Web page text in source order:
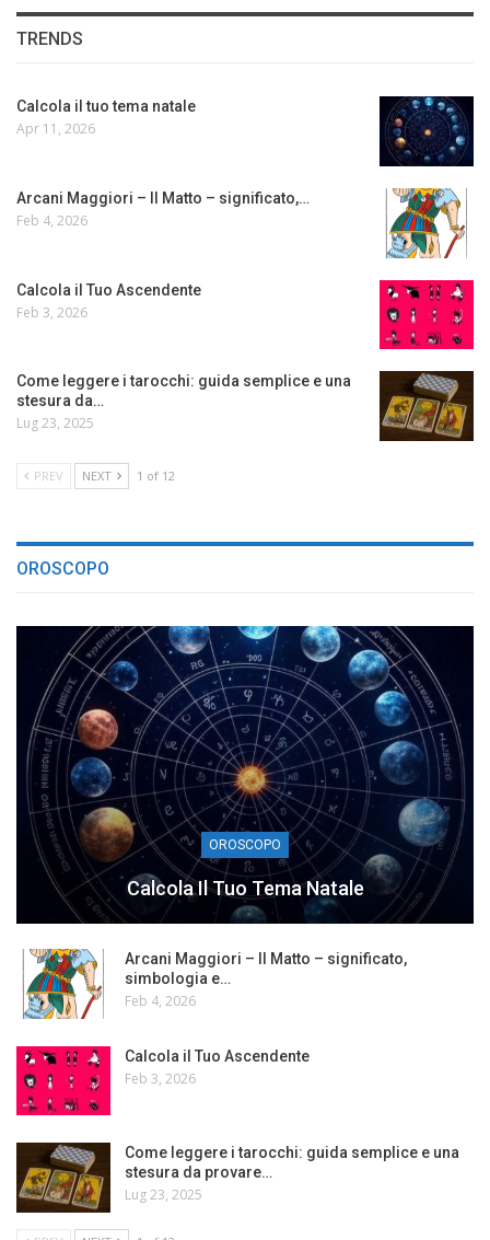
TRENDS
Calcola il tuo tema natale
Apr 11, 2026
Arcani Maggiori – Il Matto – significato,…
Feb 4, 2026
Calcola il Tuo Ascendente
Feb 3, 2026
Come leggere i tarocchi: guida semplice e una
stesura da…
Lug 23, 2025
PREV NEXT 1 of 12
OROSCOPO
OROSCOPO
Calcola Il Tuo Tema Natale
Arcani Maggiori – Il Matto – significato,
simbologia e…
Feb 4, 2026
Calcola il Tuo Ascendente
Feb 3, 2026
Come leggere i tarocchi: guida semplice e una
stesura da provare…
Lug 23, 2025